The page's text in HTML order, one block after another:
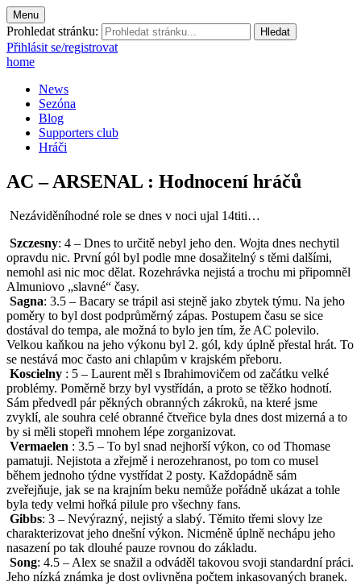
Menu
Prohledat stránku:
Přihlásit se/registrovat
home
News
Sezóna
Blog
Supporters club
Hráči
AC – ARSENAL : Hodnocení hráčů
Nezáviděníhodné role se dnes v noci ujal 14titi…
Szczesny: 4 – Dnes to určitě nebyl jeho den. Wojta dnes nechytil
opravdu nic. První gól byl podle mne dosažitelný s těmi dalšími,
nemohl asi nic moc dělat. Rozehrávka nejistá a trochu mi připomněl
Almuniovo „slavné“ časy.
Sagna: 3.5 – Bacary se trápil asi stejně jako zbytek týmu. Na jeho
poměry to byl dost podprůměrný zápas. Postupem času se sice
dostával do tempa, ale možná to bylo jen tím, že AC polevilo.
Velkou kaňkou na jeho výkonu byl 2. gól, kdy úplně přestal hrát. To
se nestává moc často ani chlapům v krajském přeboru.
Koscielny : 5 – Laurent měl s Ibrahimovičem od začátku velké
problémy. Poměrně brzy byl vystřídán, a proto se těžko hodnotí.
Sám předvedl pár pěkných obranných zákroků, na které jsme
zvyklí, ale souhra celé obranné čtveřice byla dnes dost mizerná a to
by si měli stopeři mnohem lépe zorganizovat.
Vermaelen : 3.5 – To byl snad nejhorší výkon, co od Thomase
pamatuji. Nejistota a zřejmě i nerozehranost, po tom co musel
během jednoho týdne vystřídat 2 posty. Každopádně sám
zveřejňuje, jak se na krajním beku nemůže pořádně ukázat a tohle
byla tedy velmi hořká pilule pro všechny fans.
Gibbs: 3 – Nevýrazný, nejistý a slabý. Těmito třemi slovy lze
charakterizovat jeho dnešní výkon. Nicméně úplně nechápu jeho
nasazení po tak dlouhé pauze rovnou do základu.
Song: 4.5 – Alex se snažil a odváděl takovou svoji standardní práci.
Jeho nízká známka je dost ovlivněna počtem inkasovaných branek.